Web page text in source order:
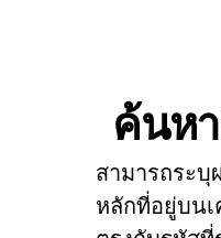
ค้นห
สามารถระ
หลักที่อยู่บน